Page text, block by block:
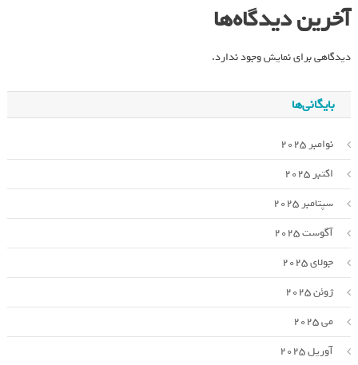
آخرین دیدگاه‌ها
دیدگاهی برای نمایش وجود ندارد.
بایگانی‌ها
نوامبر 2025
اکتبر 2025
سپتامبر 2025
آگوست 2025
جولای 2025
ژوئن 2025
می 2025
آوریل 2025